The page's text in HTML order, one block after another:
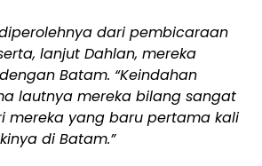
dari pembicaraan
lanjut Dahlan, mereka
Batam. “Keindahan
lautnya mereka bilang sangat
mereka yang baru pertama kali
di Batam.”